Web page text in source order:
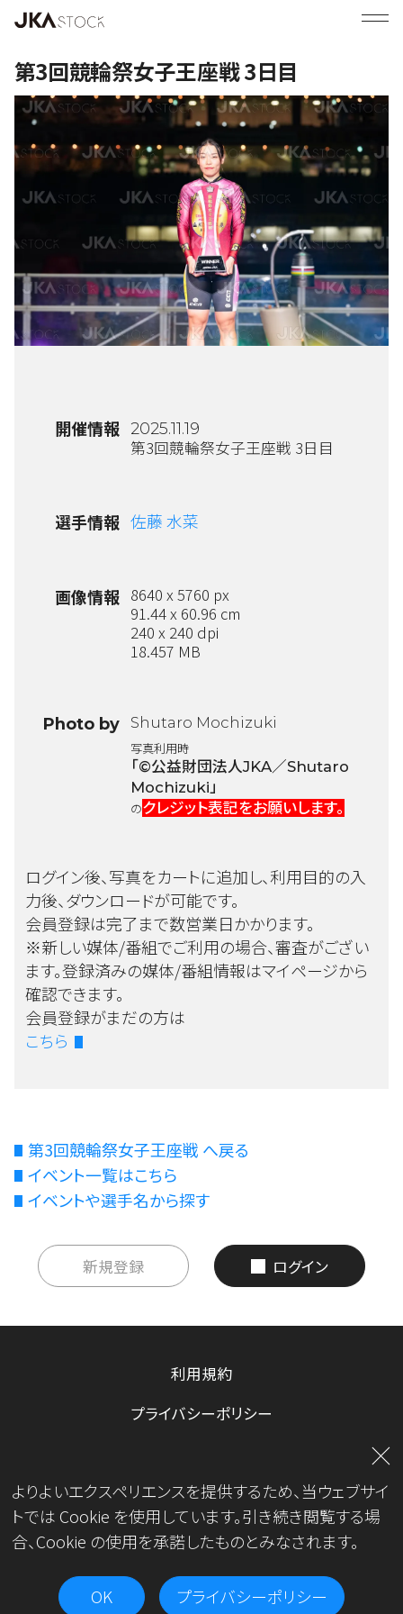
第3回競輪祭女子王座戦 3日目
開催情報 2025.11.19
第3回競輪祭女子王座戦 3日目
選手情報 佐藤 水菜
画像情報 8640 x 5760 px
91.44 x 60.96 cm
240 x 240 dpi
18.457 MB
Photo by Shutaro Mochizuki
写真利用時
「©公益財団法人JKA／Shutaro
Mochizuki」
のクレジット表記をお願いします。
ログイン後、写真をカートに追加し、利用目的の入
力後、ダウンロードが可能です。
会員登録は完了まで数営業日かかります。
※新しい媒体/番組でご利用の場合、審査がござい
ます。登録済みの媒体/番組情報はマイページから
確認できます。
会員登録がまだの方は
こちら
第3回競輪祭女子王座戦 へ戻る
イベント一覧はこちら
イベントや選手名から探す
新規登録 ログイン
利用規約
プライバシーポリシー
運営会社
Copyright© JKA.All Rights Reserved.
よりよいエクスペリエンスを提供するため、当ウェブサイ
トでは Cookie を使用しています。引き続き閲覧する場
合、Cookie の使用を承諾したものとみなされます。
OK プライバシーポリシー